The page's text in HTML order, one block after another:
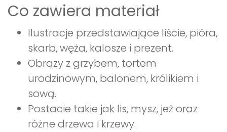
Co zawiera materiał
Ilustracje przedstawiające liście, pióra,
skarb, węża, kalosze i prezent.
Obrazy z grzybem, tortem
urodzinowym, balonem, królikiem i
sową.
Postacie takie jak lis, mysz, jeż oraz
różne drzewa i krzewy.